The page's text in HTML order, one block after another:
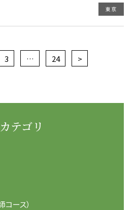
東京
3 … 24 >
カテゴリ
ース）